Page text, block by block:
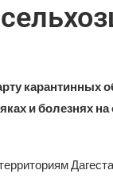
карантинных
и болезнях